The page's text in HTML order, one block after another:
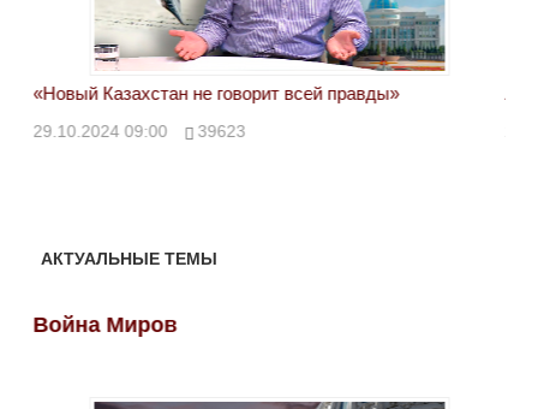
«Новый Казахстан не говорит всей правды»
29.10.2024 09:00 39623
АКТУАЛЬНЫЕ ТЕМЫ
Война Миров